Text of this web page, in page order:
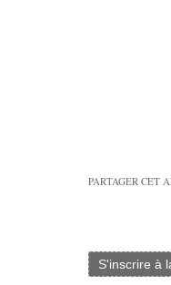
PARTAGER CET
S'inscrire à